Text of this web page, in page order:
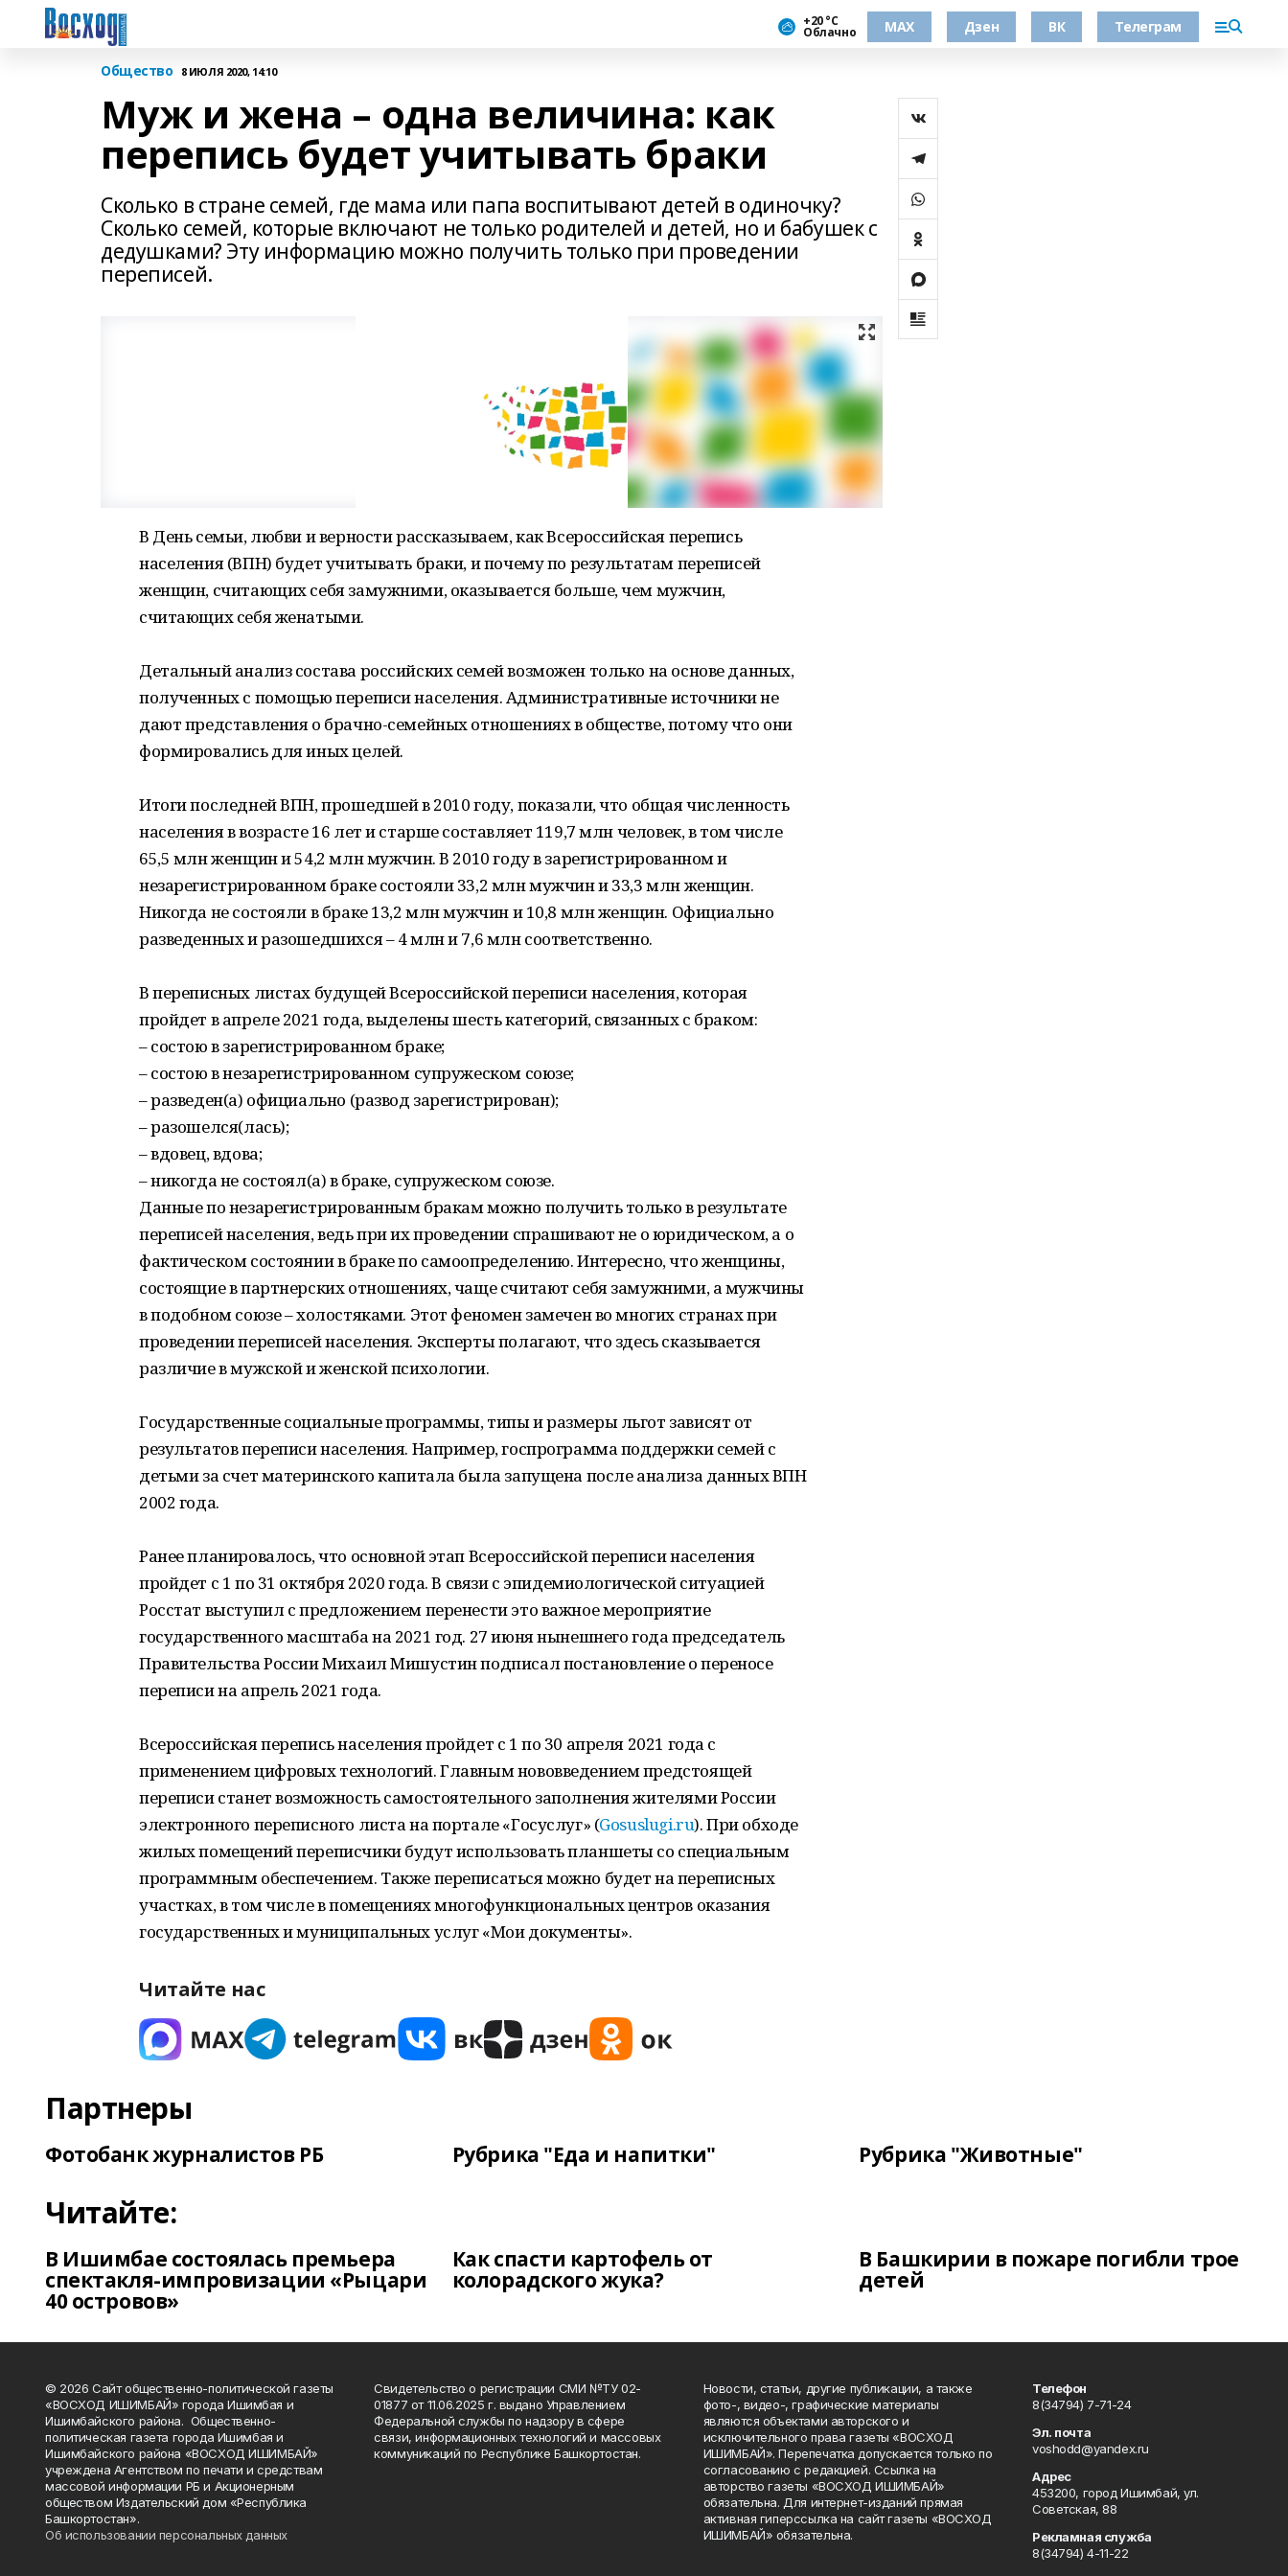
+20 °С
Облачно МАХ Дзен ВК Телеграм
Общество 8 ИЮЛЯ 2020, 14:10
Муж и жена – одна величина: как
перепись будет учитывать браки
Сколько в стране семей, где мама или папа воспитывают детей в одиночку?
Сколько семей, которые включают не только родителей и детей, но и бабушек с
дедушками? Эту информацию можно получить только при проведении
переписей.
В День семьи, любви и верности рассказываем, как Всероссийская перепись
населения (ВПН) будет учитывать браки, и почему по результатам переписей
женщин, считающих себя замужними, оказывается больше, чем мужчин,
считающих себя женатыми.
Детальный анализ состава российских семей возможен только на основе данных,
полученных с помощью переписи населения. Административные источники не
дают представления о брачно-семейных отношениях в обществе, потому что они
формировались для иных целей.
Итоги последней ВПН, прошедшей в 2010 году, показали, что общая численность
населения в возрасте 16 лет и старше составляет 119,7 млн человек, в том числе
65,5 млн женщин и 54,2 млн мужчин. В 2010 году в зарегистрированном и
незарегистрированном браке состояли 33,2 млн мужчин и 33,3 млн женщин.
Никогда не состояли в браке 13,2 млн мужчин и 10,8 млн женщин. Официально
разведенных и разошедшихся – 4 млн и 7,6 млн соответственно.
В переписных листах будущей Всероссийской переписи населения, которая
пройдет в апреле 2021 года, выделены шесть категорий, связанных с браком:
– состою в зарегистрированном браке;
– состою в незарегистрированном супружеском союзе;
– разведен(а) официально (развод зарегистрирован);
– разошелся(лась);
– вдовец, вдова;
– никогда не состоял(а) в браке, супружеском союзе.
Данные по незарегистрированным бракам можно получить только в результате
переписей населения, ведь при их проведении спрашивают не о юридическом, а о
фактическом состоянии в браке по самоопределению. Интересно, что женщины,
состоящие в партнерских отношениях, чаще считают себя замужними, а мужчины
в подобном союзе – холостяками. Этот феномен замечен во многих странах при
проведении переписей населения. Эксперты полагают, что здесь сказывается
различие в мужской и женской психологии.
Государственные социальные программы, типы и размеры льгот зависят от
результатов переписи населения. Например, госпрограмма поддержки семей с
детьми за счет материнского капитала была запущена после анализа данных ВПН
2002 года.
Ранее планировалось, что основной этап Всероссийской переписи населения
пройдет с 1 по 31 октября 2020 года. В связи с эпидемиологической ситуацией
Росстат выступил с предложением перенести это важное мероприятие
государственного масштаба на 2021 год. 27 июня нынешнего года председатель
Правительства России Михаил Мишустин подписал постановление о переносе
переписи на апрель 2021 года.
Всероссийская перепись населения пройдет с 1 по 30 апреля 2021 года с
применением цифровых технологий. Главным нововведением предстоящей
переписи станет возможность самостоятельного заполнения жителями России
электронного переписного листа на портале «Госуслуг» (Gosuslugi.ru). При обходе
жилых помещений переписчики будут использовать планшеты со специальным
программным обеспечением. Также переписаться можно будет на переписных
участках, в том числе в помещениях многофункциональных центров оказания
государственных и муниципальных услуг «Мои документы».
Читайте нас
Партнеры
Фотобанк журналистов РБ Рубрика "Еда и напитки" Рубрика "Животные"
Читайте:
В Ишимбае состоялась премьера
спектакля-импровизации «Рыцари
40 островов»
Как спасти картофель от
колорадского жука?
В Башкирии в пожаре погибли трое
детей
© 2026 Сайт общественно-политической газеты
«ВОСХОД ИШИМБАЙ» города Ишимбая и
Ишимбайского района. Общественно-
политическая газета города Ишимбая и
Ишимбайского района «ВОСХОД ИШИМБАЙ»
учреждена Агентством по печати и средствам
массовой информации РБ и Акционерным
обществом Издательский дом «Республика
Башкортостан».
Об использовании персональных данных
Свидетельство о регистрации СМИ №ТУ 02-
01877 от 11.06.2025 г. выдано Управлением
Федеральной службы по надзору в сфере
связи, информационных технологий и массовых
коммуникаций по Республике Башкортостан.
Новости, статьи, другие публикации, а также
фото-, видео-, графические материалы
являются объектами авторского и
исключительного права газеты «ВОСХОД
ИШИМБАЙ». Перепечатка допускается только по
согласованию с редакцией. Ссылка на
авторство газеты «ВОСХОД ИШИМБАЙ»
обязательна. Для интернет-изданий прямая
активная гиперссылка на сайт газеты «ВОСХОД
ИШИМБАЙ» обязательна.
Телефон
8(34794) 7-71-24
Эл. почта
voshodd@yandex.ru
Адрес
453200, город Ишимбай, ул.
Советская, 88
Рекламная служба
8(34794) 4-11-22